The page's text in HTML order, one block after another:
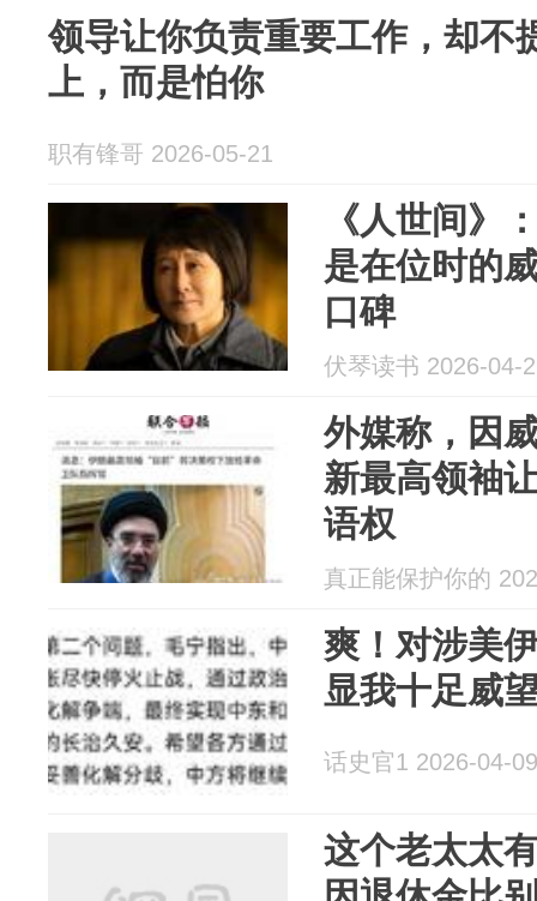
领导让你负责重要工作，却不
上，而是怕你
职有锋哥 2026-05-21
《人世间》
是在位时的
口碑
伏琴读书 2026-04-
外媒称，因
新最高领袖
语权
真正能保护你的
爽！对涉美
显我十足威
话史官1 2026-04-09
这个老太太